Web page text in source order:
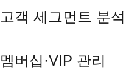
고객 세그먼트 분석
멤버십·VIP 관리